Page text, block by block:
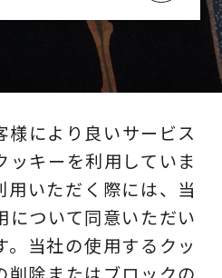
ンサルティング
SNS
様により良いサービス
ッキーを利用していま
用いただく際には、当
について同意いただい
。当社の使用するクッ